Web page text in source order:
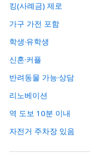
킹(사례금) 제로
가구 가전 포함
학생·유학생
신혼·커플
반려동물 가능·상담
리노베이션
역 도보 10분 이내
자전거 주차장 있음